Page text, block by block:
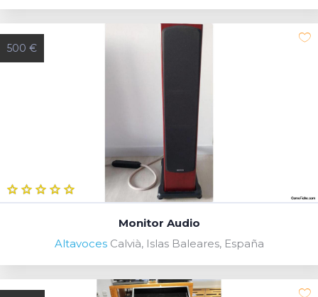
500 €
Monitor Audio
Altavoces Calvià, Islas Baleares, España